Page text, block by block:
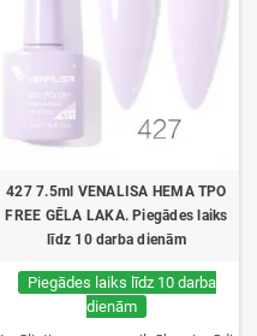
427 7.5ml VENALISA HEMA TPO
FREE GĒLA LAKA. Piegādes laiks
līdz 10 darba dienām
Piegādes laiks līdz 10 darba
dienām